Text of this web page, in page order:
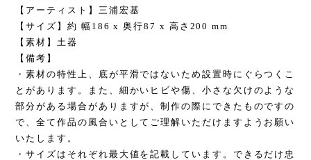
【アーティスト】三浦宏基
【サイズ】約 幅186 x 奥行87 x 高さ200 mm
【素材】土器
【備考】
・素材の特性上、底が平滑ではないため設置時にぐらつくこ
とがあります。また、細かいヒビや傷、小さな欠けのような
部分がある場合がありますが、制作の際にできたものですの
で、全て作品の風合いとしてご理解いただけますようお願い
いたします。
・サイズはそれぞれ最大値を記載しています。できるだけ忠